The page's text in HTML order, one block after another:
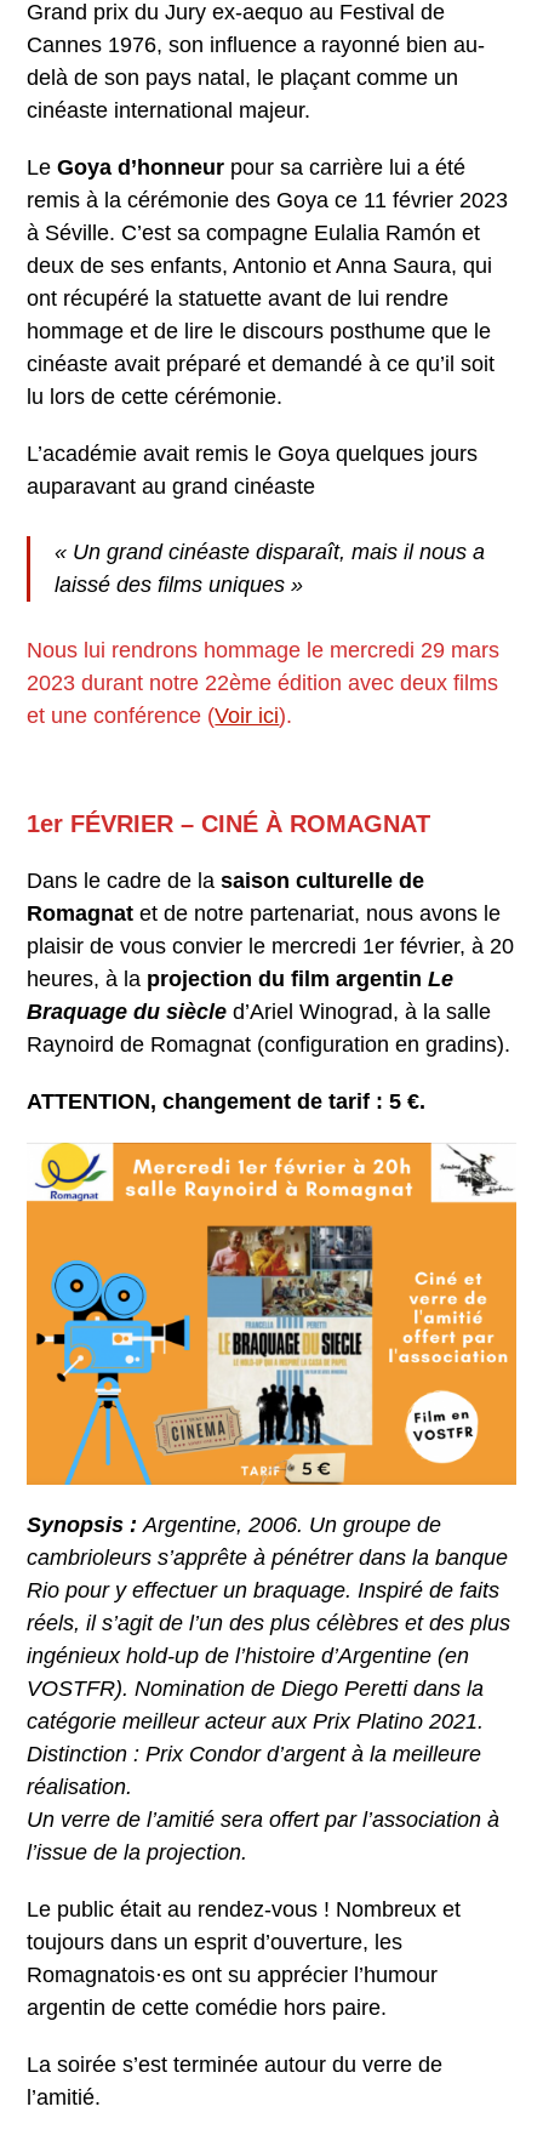
Grand prix du Jury ex-aequo au Festival de
Cannes 1976, son influence a rayonné bien au-
delà de son pays natal, le plaçant comme un
cinéaste international majeur.
LeGoya d’honneur pour sa carrière lui a été
remis à la cérémonie des Goya ce 11 février 2023
à Séville. C’est sa compagne Eulalia Ramón et
deux de ses enfants, Antonio et Anna Saura, qui
ont récupéré la statuette avant de lui rendre
hommage et de lire le discours posthume que le
cinéaste avait préparé et demandé à ce qu’il soit
lu lors de cette cérémonie.
L’académie avait remis le Goya quelques jours
auparavant au grand cinéaste
« Un grand cinéaste disparaît, mais il nous a
laissé des films uniques »
Nous lui rendrons hommage le mercredi 29 mars
2023 durant notre 22ème édition avec deux films
et une conférence (Voir ici).
1er FÉVRIER – CINÉ À ROMAGNAT
Dans le cadre de lasaison culturelle de
Romagnat et de notre partenariat, nous avons le
plaisir de vous convier le mercredi 1er février, à 20
heures, à la projection du film argentinLe
Braquage du siècle d’Ariel Winograd, à la salle
Raynoird de Romagnat (configuration en gradins).
ATTENTION, changement de tarif : 5 €.
Synopsis :Argentine, 2006. Un groupe de
cambrioleurs s’apprête à pénétrer dans la banque
Rio pour y effectuer un braquage. Inspiré de faits
réels, il s’agit de l’un des plus célèbres et des plus
ingénieux hold-up de l’histoire d’Argentine (en
VOSTFR). Nomination de Diego Peretti dans la
catégorie meilleur acteur aux Prix Platino 2021.
Distinction : Prix Condor d’argent à la meilleure
réalisation.
Un verre de l’amitié sera offert par l’association à
l’issue de la projection.
Le public était au rendez-vous ! Nombreux et
toujours dans un esprit d’ouverture, les
Romagnatois·es ont su apprécier l’humour
argentin de cette comédie hors paire.
La soirée s’est terminée autour du verre de
l’amitié.